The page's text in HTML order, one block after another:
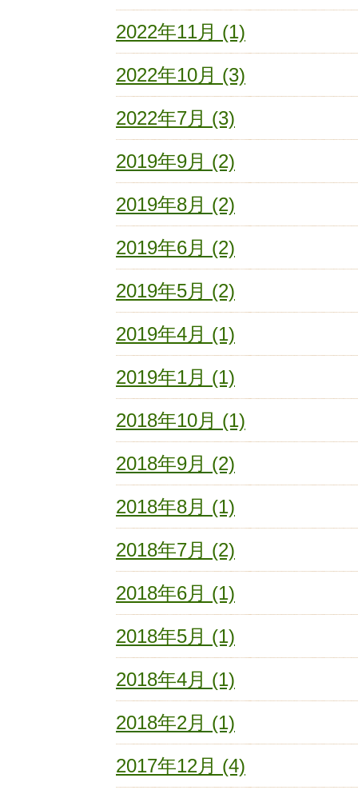
2022年11月 (1)
2022年10月 (3)
2022年7月 (3)
2019年9月 (2)
2019年8月 (2)
2019年6月 (2)
2019年5月 (2)
2019年4月 (1)
2019年1月 (1)
2018年10月 (1)
2018年9月 (2)
2018年8月 (1)
2018年7月 (2)
2018年6月 (1)
2018年5月 (1)
2018年4月 (1)
2018年2月 (1)
2017年12月 (4)